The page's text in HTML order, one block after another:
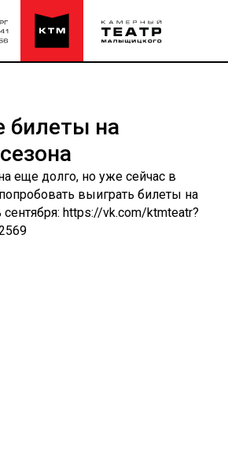
билеты на
еще долго, но уже сейчас в
выиграть билеты на
https://vk.com/ktmteatr?